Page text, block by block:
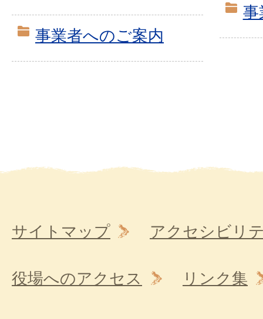
事業者へのご案内
事
サイトマップ アクセシビリ
役場へのアクセス リンク集